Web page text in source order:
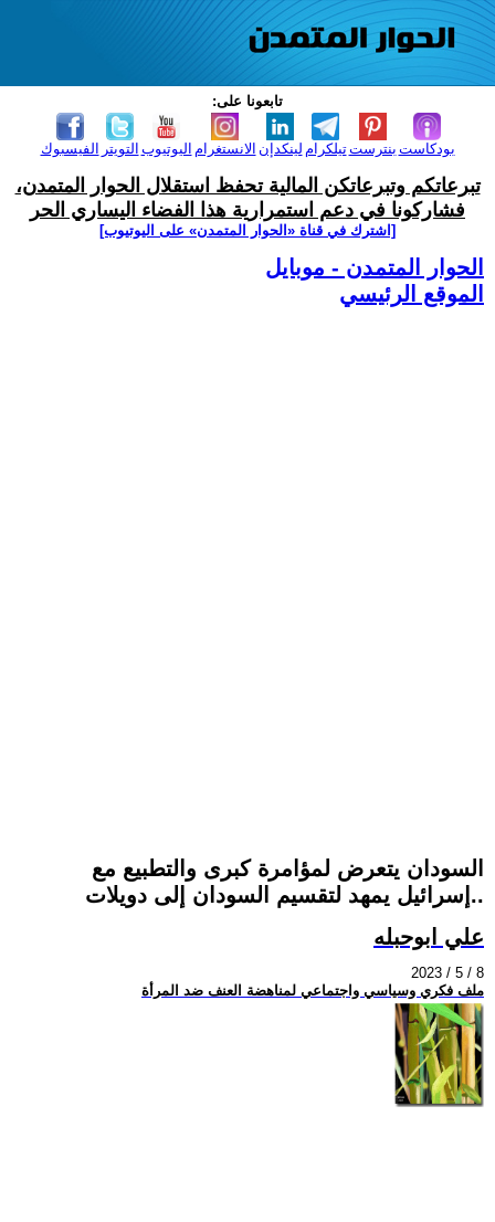
تابعونا على:
الفيسبوك التويتر اليوتيوب الانستغرام لينكدإن تيلكرامبنترست بودكاست
تبرعاتكم وتبرعاتكن المالية تحفظ استقلال الحوار المتمدن،
فشاركونا في دعم استمرارية هذا الفضاء اليساري الحر
[اشترك في قناة ‫«الحوار المتمدن» على اليوتيوب]
الحوار المتمدن - موبايل
الموقع الرئيسي
السودان يتعرض لمؤامرة كبرى والتطبيع مع
إسرائيل يمهد لتقسيم السودان إلى دويلات..
علي ابوحبله
2023 / 5 / 8
ملف فكري وسياسي واجتماعي لمناهضة العنف ضد المرأة